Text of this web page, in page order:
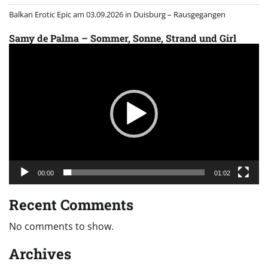
Balkan Erotic Epic am 03.09.2026 in Duisburg – Rausgegangen
Samy de Palma – Sommer, Sonne, Strand und Girl
00:00 01:02
Recent Comments
No comments to show.
Archives